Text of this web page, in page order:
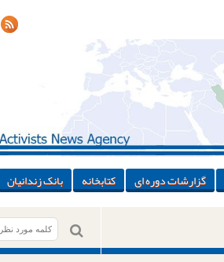
گزارشات دوره ای کتابخانه بانک زندانیان